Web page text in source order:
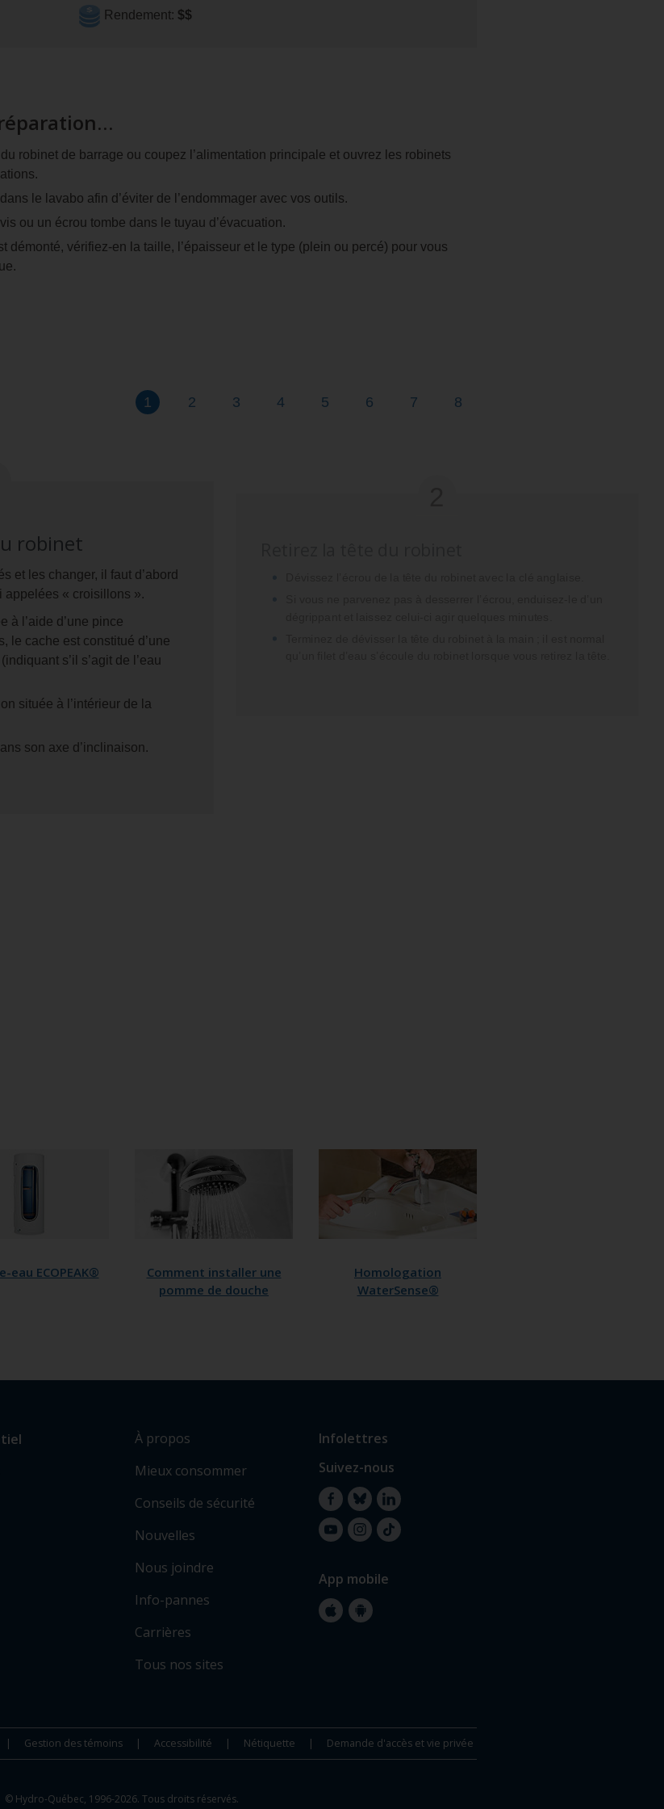
Rendement: $$
du robinet de barrage ou coupez l’alimentation principale et ouvrez les robinets
le lavabo afin d’éviter de l’endommager avec vos outils.
ou un écrou tombe dans le tuyau d’évacuation.
démonté, vérifiez-en la taille, l’épaisseur et le type (plein ou percé) pour vous
Étape
1 présentement
Étape
2 Étape
3 Étape
4 Étape
5 Étape
6 Étape
7 Étape
8
robinet
et les changer, il faut d’abord
appelées « croisillons ».
à l’aide d’une pince
le cache est constitué d’une
s’il s’agit de l’eau
située à l’intérieur de la
son axe d’inclinaison.
eau ECOPEAK®
Comment installer une
pomme de douche
Homologation
WaterSense®
L
e
n
e
s
c
r
a
s
s
À propos
Mieux consommer
Conseils de sécurité
Nouvelles
Nous joindre
Info-pannes
Carrières
Tous nos sites
Infolettres
Suivez-nous
FacebookBlueskyLinkedIn
App mobile
Gestion des témoins Accessibilité Nétiquette Demande d'accès et vie privée
© Hydro-Québec, 1996-2026. Tous droits réservés.